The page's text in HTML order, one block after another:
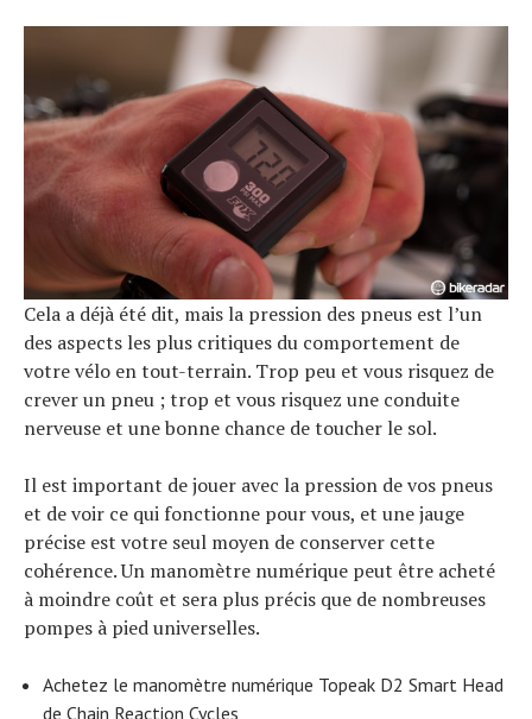
Cela a déjà été dit, mais la pression des pneus est l’un
des aspects les plus critiques du comportement de
votre vélo en tout-terrain. Trop peu et vous risquez de
crever un pneu ; trop et vous risquez une conduite
nerveuse et une bonne chance de toucher le sol.
Il est important de jouer avec la pression de vos pneus
et de voir ce qui fonctionne pour vous, et une jauge
précise est votre seul moyen de conserver cette
cohérence. Un manomètre numérique peut être acheté
à moindre coût et sera plus précis que de nombreuses
pompes à pied universelles.
Achetez le manomètre numérique Topeak D2 Smart Head
de Chain Reaction Cycles